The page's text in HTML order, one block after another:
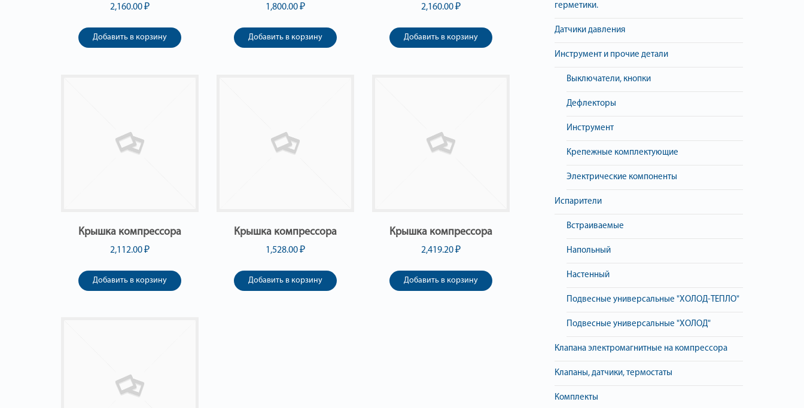
2,160.00₽
Добавить в корзину
1,800.00₽
Добавить в корзину
2,160.00₽
Добавить в корзину
Крышка компрессора
2,112.00₽
Добавить в корзину
Крышка компрессора
1,528.00₽
Добавить в корзину
Крышка компрессора
2,419.20₽
Добавить в корзину
герметики.
Датчики давления
Инструмент и прочие детали
Выключатели, кнопки
Дефлекторы
Инструмент
Крепежные комплектующие
Электрические компоненты
Испарители
Встраиваемые
Напольный
Настенный
Подвесные универсальные "ХОЛОД-ТЕПЛО"
Подвесные универсальные "ХОЛОД"
Клапана электромагнитные на компрессора
Клапаны, датчики, термостаты
Комплекты